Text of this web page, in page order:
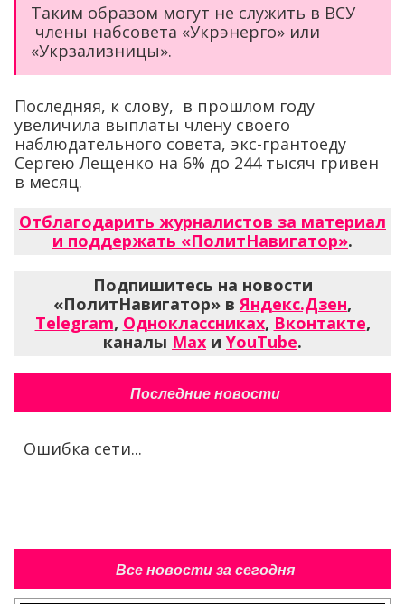
Таким образом могут не служить в ВСУ
члены набсовета «Укрэнерго» или
«Укрзализницы».
Последняя, к слову, в прошлом году
увеличила выплаты члену своего
наблюдательного совета, экс-грантоеду
Сергею Лещенко на 6% до 244 тысяч гривен
в месяц.
Отблагодарить журналистов за материал
и поддержать «ПолитНавигатор».
Подпишитесь на новости
«ПолитНавигатор» вЯндекс.Дзен,
Telegram, Одноклассниках, Вконтакте,
каналы Max и YouTube.
Последние новости
Ошибка сети...
Все новости за сегодня